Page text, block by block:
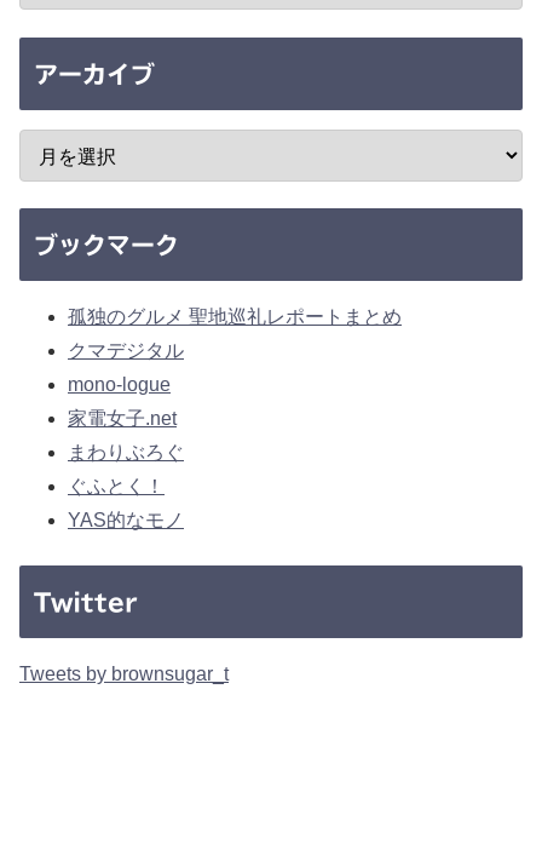
アーカイブ
ブックマーク
孤独のグルメ 聖地巡礼レポートまとめ
クマデジタル
mono-logue
家電女子.net
まわりぶろぐ
ぐふとく！
YAS的なモノ
Twitter
Tweets by brownsugar_t